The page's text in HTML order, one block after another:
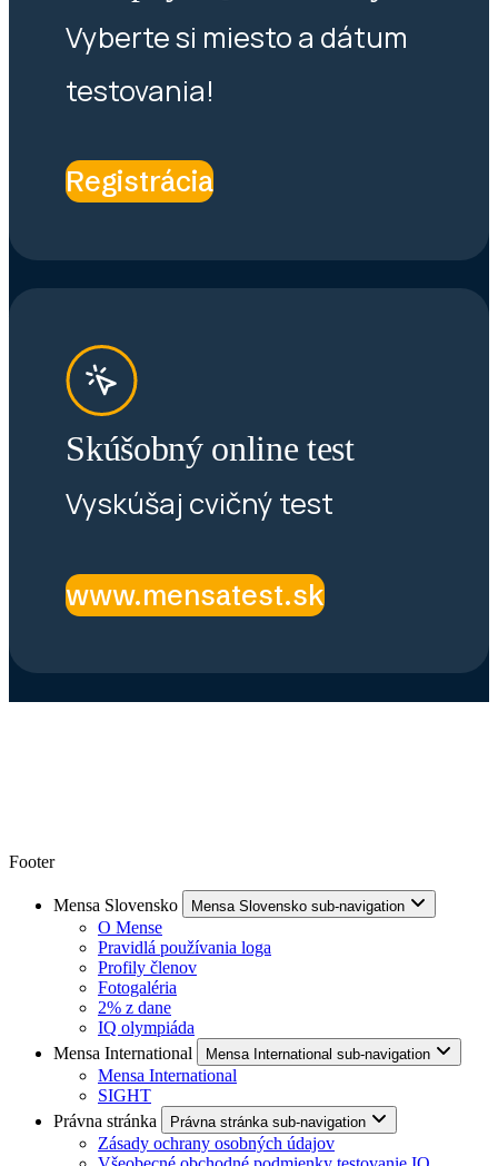
Vyberte si miesto a dátum
testovania!
Registrácia
Skúšobný online test
Vyskúšaj cvičný test
www.mensatest.sk
Footer
Mensa Slovensko Mensa Slovensko sub-navigation
O Mense
Pravidlá používania loga
Profily členov
Fotogaléria
2% z dane
IQ olympiáda
Mensa International
Mensa International sub-navigation
Mensa International
SIGHT
Právna stránka
Právna stránka sub-navigation
Zásady ochrany osobných údajov